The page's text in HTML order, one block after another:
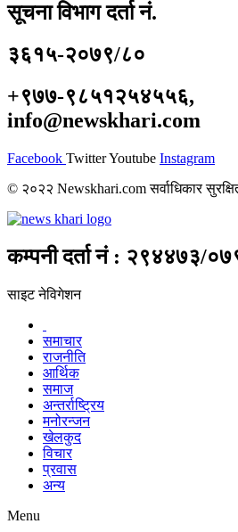
सूचना विभाग दर्ता नं.
३६१५-२०७९/८०
+९७७-९८५१२५४५५६,
info@newskhari.com
Facebook TwitterYoutube Instagram
© २०२२ Newskhari.com सर्वाधिकार
कम्पनी दर्ता नं : २९४४७३/
साइट नेविगेशन
समाचार
राजनीति
आर्थिक
समाज
अन्तर्राष्ट्रिय
मनोरन्जन
खेलकुद
विचार
प्रवास
अन्य
Menu